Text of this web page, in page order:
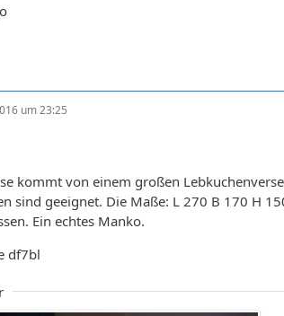
um 23:25
kommt von einem großen
sind geeignet. Die Maße: L 270 B 170 H
Ein echtes Manko.
df7bl